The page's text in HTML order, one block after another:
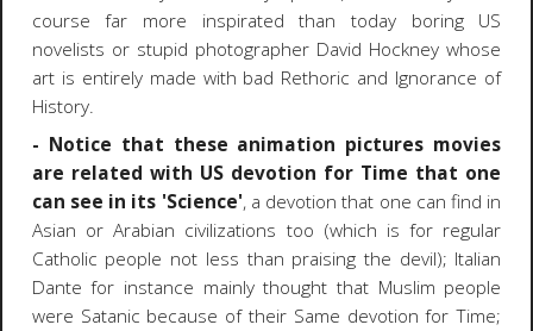
course far more inspirated than today boring US
novelists or stupid photographer David Hockney whose
art is entirely made with bad Rethoric and Ignorance of
History.
- Notice that these animation pictures movies
are related with US devotion for Time that one
can see in its 'Science', a devotion that one can find in
Asian or Arabian civilizations too (which is for regular
Catholic people not less than praising the devil); Italian
Dante for instance mainly thought that Muslim people
were Satanic because of their Same devotion for Time;